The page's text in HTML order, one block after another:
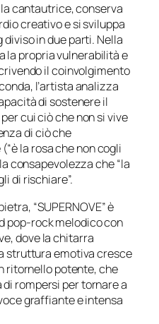
cantautrice, conserva
creativo e si sviluppa
in due parti. Nella
la propria vulnerabilità e
il coinvolgimento
l’artista analizza
di sostenere il
cui ciò che non si vive
di ciò che
la rosa che non cogli
consapevolezza che“la
di rischiare”.
“SUPERNOVE” è
pop-rock melodico con
dove la chitarra
struttura emotiva cresce
ritornello potente, che
rompersi per tornare a
graffiante e intensa